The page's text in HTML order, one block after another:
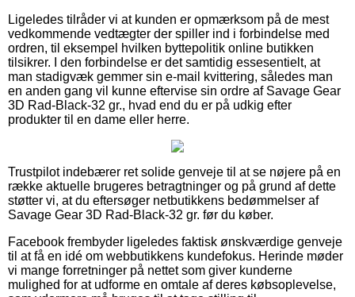
Ligeledes tilråder vi at kunden er opmærksom på de mest
vedkommende vedtægter der spiller ind i forbindelse med
ordren, til eksempel hvilken byttepolitik online butikken
tilsikrer. I den forbindelse er det samtidig essesentielt, at
man stadigvæk gemmer sin e-mail kvittering, således man
en anden gang vil kunne eftervise sin ordre af Savage Gear
3D Rad-Black-32 gr., hvad end du er på udkig efter
produkter til en dame eller herre.
Trustpilot indebærer ret solide genveje til at se nøjere på en
række aktuelle brugeres betragtninger og på grund af dette
støtter vi, at du eftersøger netbutikkens bedømmelser af
Savage Gear 3D Rad-Black-32 gr. før du køber.
Facebook frembyder ligeledes faktisk ønskværdige genveje
til at få en idé om webbutikkens kundefokus. Herinde møder
vi mange forretninger på nettet som giver kunderne
mulighed for at udforme en omtale af deres købsoplevelse,